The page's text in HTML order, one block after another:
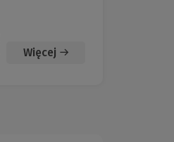
Więcej